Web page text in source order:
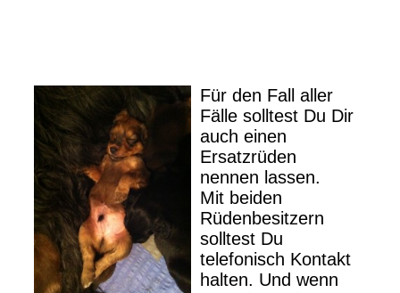
Für den Fall aller
Fälle solltest Du Dir
auch einen
Ersatzrüden
nennen lassen.
Mit beiden
Rüdenbesitzern
solltest Du
telefonisch Kontakt
halten. Und wenn